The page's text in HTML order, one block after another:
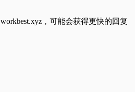
workbest.xyz ，可能会获得更快的回复